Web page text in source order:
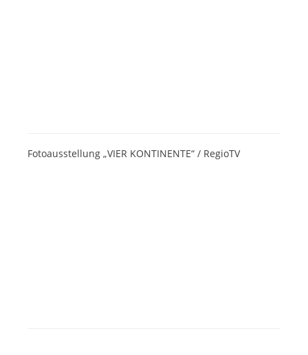
Fotoausstellung „VIER KONTINENTE“ / RegioTV